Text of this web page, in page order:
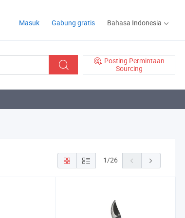
Masuk Gabung gratis Bahasa Indonesia
Posting Permintaan
Sourcing
1/26